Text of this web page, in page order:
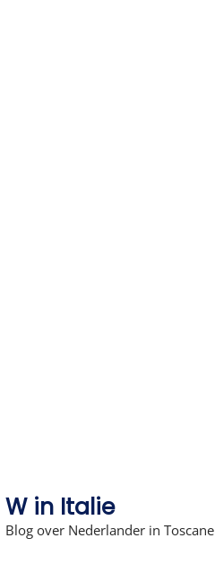
W in Italie
Blog over Nederlander in Toscane